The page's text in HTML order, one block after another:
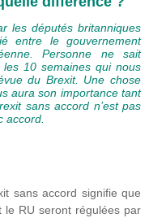
les députés britanniques
entre le gouvernement
Personne ne sait
les 10 semaines qui nous
du Brexit. Une chose
aura son importance tant
sans accord n’est pas
accord.
sans accord signifie que
le RU seront régulées par